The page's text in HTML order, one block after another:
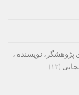
پژوهشگر، نویسنده ،
(۱۲)